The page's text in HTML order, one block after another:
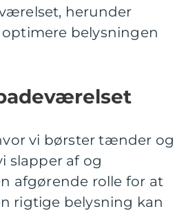
herunder
belysningen
vi børster tænder og
slapper af og
afgørende rolle for at
rigtige belysning kan